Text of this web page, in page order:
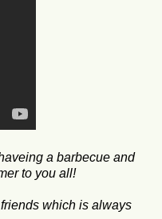
a barbecue and
to you all!
which is always